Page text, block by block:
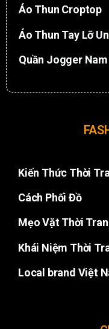
Áo Thun Croptop
Áo Thun Tay Lỡ
Quần Jogger
Kiến Thức Thời
Cách Phối Đồ
Mẹo Vặt Thời
Khái Niệm Thời
Local brand Việt